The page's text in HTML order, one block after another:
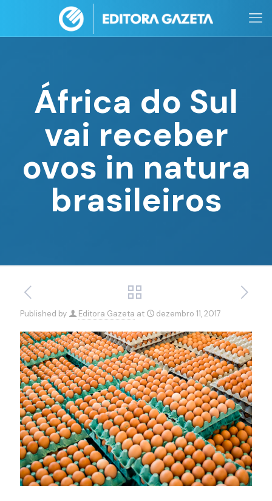
África do Sul
vai receber
ovos in natura
brasileiros
Published by Editora Gazeta at dezembro 11, 2017